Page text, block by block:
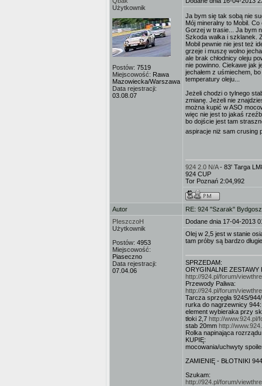
Użytkownik
Postów: 7519
Miejscowość: Rawa
Mazowiecka/Warszawa
Data rejestracji:
03.08.07
Ja bym się tak sobą nie
Mój mineralny to Mobil.
Gorzej w trasie... Ja bym
Szkoda wałka i szklanek.
Mobil pewnie nie jest też
grzeje i muszę wolno
ale brak chłodnicy oleju
nie powinno. Ciekawe jak
jechałem z uśmiechem,
temperatury oleju...
Jeżeli chodzi o tylnego
zmianę. Jeżeli nie
można kupić w ASO
więc nie jest to jakaś
bo dojście jest tam
aspiracje niż sam crusing
924 2.0 N/A- 83' Targa
924 CUP
Tor Poznań 2:04,992
Autor
RE: 924 "Szarak"
PIeszczoH
Użytkownik
Postów: 4953
Miejscowość:
Piaseczno
Data rejestracji:
07.04.06
Dodane dnia 17-04-2013
Olej w 2,5 jest w stanie
tam próby są bardzo
SPRZEDAM:
ORYGINALNE ZESTAWY
http://924.pl/forum/
Przewody Paliwa:
http://924.pl/forum/
Tarcza sprzęgła 924S/
rurka do nagrzewnicy
element wybieraka przy
tłoki 2,7 http://www.924.pl/
stab 20mm http://
Rolka napinająca
KUPIĘ:
mocowania/uchwyty
ZAMIENIĘ - BŁOTNIKI
Szukam:
http://924.pl/forum/